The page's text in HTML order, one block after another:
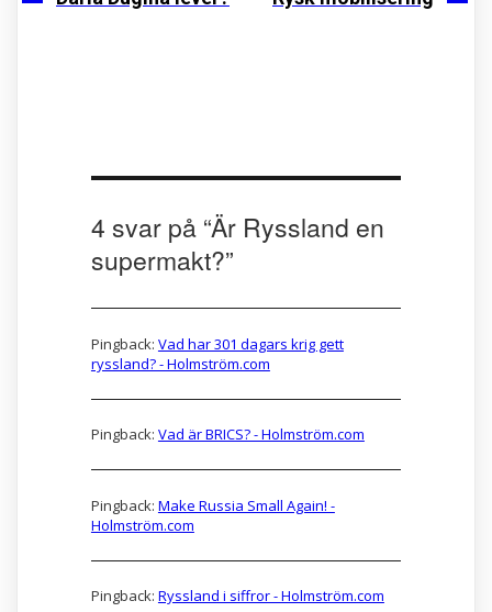
4 svar på “Är Ryssland en
supermakt?”
Pingback: Vad har 301 dagars krig gett
ryssland? - Holmström.com
Pingback: Vad är BRICS? - Holmström.com
Pingback: Make Russia Small Again! -
Holmström.com
Pingback: Ryssland i siffror - Holmström.com